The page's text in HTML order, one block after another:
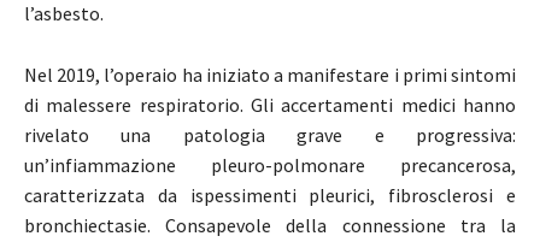
l’asbesto.
Nel 2019, l’operaio ha iniziato a manifestare i primi sintomi
di malessere respiratorio. Gli accertamenti medici hanno
rivelato una patologia grave e progressiva:
un’infiammazione pleuro-polmonare precancerosa,
caratterizzata da ispessimenti pleurici, fibrosclerosi e
bronchiectasie. Consapevole della connessione tra la